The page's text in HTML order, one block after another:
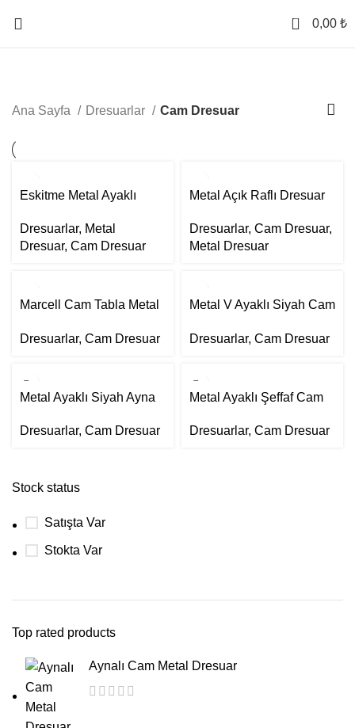
0 0,00 ₺
Cam Dresuar
Stock status
Satışta Var
Stokta Var
Top rated products
Aynalı Cam Metal Dresuar
Ana Sayfa Dresuarlar Cam Dresuar
Eskitme Metal Ayaklı
Dresuarlar, Metal
Dresuar, Cam Dresuar
Metal Açık Raflı Dresuar
Dresuarlar, Cam Dresuar,
Metal Dresuar
Marcell Cam Tabla Metal
Dresuarlar, Cam Dresuar
Metal V Ayaklı Siyah Cam
Dresuarlar, Cam Dresuar
Metal Ayaklı Siyah Ayna
Dresuarlar, Cam Dresuar
Metal Ayaklı Şeffaf Cam
Dresuarlar, Cam Dresuar